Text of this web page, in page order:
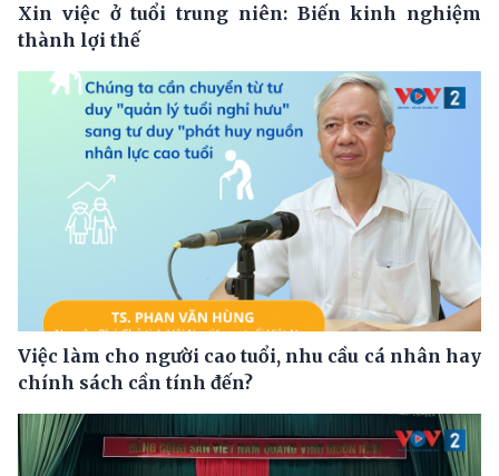
Xin việc ở tuổi trung niên: Biến kinh nghiệm
thành lợi thế
Việc làm cho người cao tuổi, nhu cầu cá nhân hay
chính sách cần tính đến?